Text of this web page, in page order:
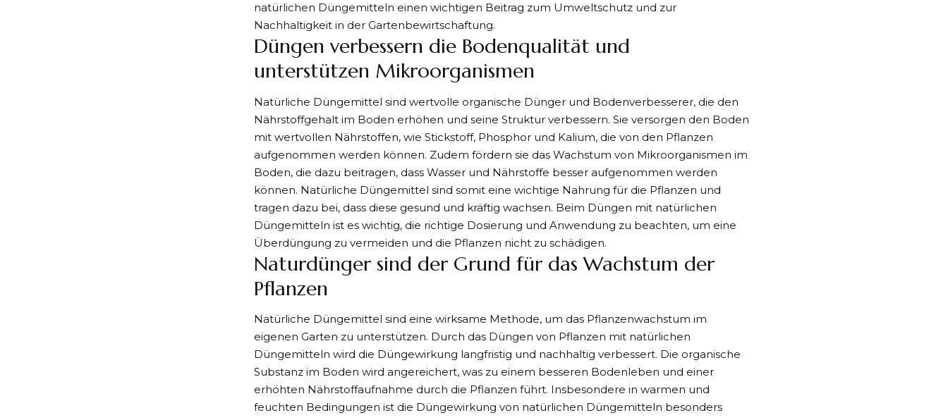
natürlichen Düngemitteln einen wichtigen Beitrag zum Umweltschutz und zur
Nachhaltigkeit in der Gartenbewirtschaftung.
Düngen verbessern die Bodenqualität und
unterstützen Mikroorganismen
Natürliche Düngemittel sind wertvolle organische Dünger und Bodenverbesserer, die den
Nährstoffgehalt im Boden erhöhen und seine Struktur verbessern. Sie versorgen den Boden
mit wertvollen Nährstoffen, wie Stickstoff, Phosphor und Kalium, die von den Pflanzen
aufgenommen werden können. Zudem fördern sie das Wachstum von Mikroorganismen im
Boden, die dazu beitragen, dass Wasser und Nährstoffe besser aufgenommen werden
können. Natürliche Düngemittel sind somit eine wichtige Nahrung für die Pflanzen und
tragen dazu bei, dass diese gesund und kräftig wachsen. Beim Düngen mit natürlichen
Düngemitteln ist es wichtig, die richtige Dosierung und Anwendung zu beachten, um eine
Überdüngung zu vermeiden und die Pflanzen nicht zu schädigen.
Naturdünger sind der Grund für das Wachstum der
Pflanzen
Natürliche Düngemittel sind eine wirksame Methode, um das Pflanzenwachstum im
eigenen Garten zu unterstützen. Durch das Düngen von Pflanzen mit natürlichen
Düngemitteln wird die Düngewirkung langfristig und nachhaltig verbessert. Die organische
Substanz im Boden wird angereichert, was zu einem besseren Bodenleben und einer
erhöhten Nährstoffaufnahme durch die Pflanzen führt. Insbesondere in warmen und
feuchten Bedingungen ist die Düngewirkung von natürlichen Düngemitteln besonders